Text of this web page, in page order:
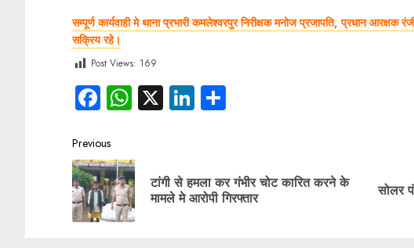
सम्पूर्ण कार्यवाही मे थाना प्रभारी कमलेश्वरपुर निरीक्षक मनोज प्रजापति, प्रधान
सक्रिय रहे।
Post Views: 169
Facebook
WhatsApp
X LinkedIn
Previous
टांगी से हमला कर गंभीर चोट कारित करने के
मामले मे आरोपी गिरफ्तार
सोलर